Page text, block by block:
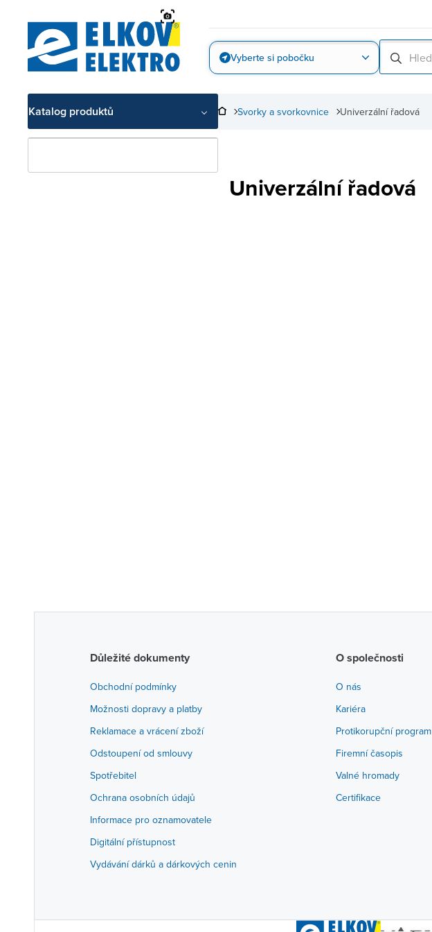
Vyberte si pobočku
Katalog produktů Univerzální řadová
Svorky a svorkovnice
Univerzální řadová
Důležité dokumenty
Obchodní podmínky
Možnosti dopravy a platby
Reklamace a vrácení zboží
Odstoupení od smlouvy
Spotřebitel
Ochrana osobních údajů
Informace pro oznamovatele
Digitální přístupnost
Vydávání dárků a dárkových cenin
O společnosti
O nás
Kariéra
Protikorupční program
Firemní časopis
Valné hromady
Certifikace